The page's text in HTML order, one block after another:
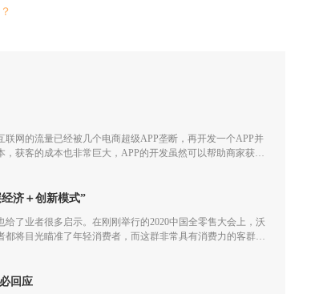
网的流量已经被几个电商超级APP垄断，再开发一个APP并
获客的成本也非常巨大，APP的开发虽然可以帮助商家获取
济＋创新模式”
了业者很多启示。在刚刚举行的2020中国全零售大会上，沃
将目光瞄准了年轻消费者，而这群非常具有消费力的客群不
回应